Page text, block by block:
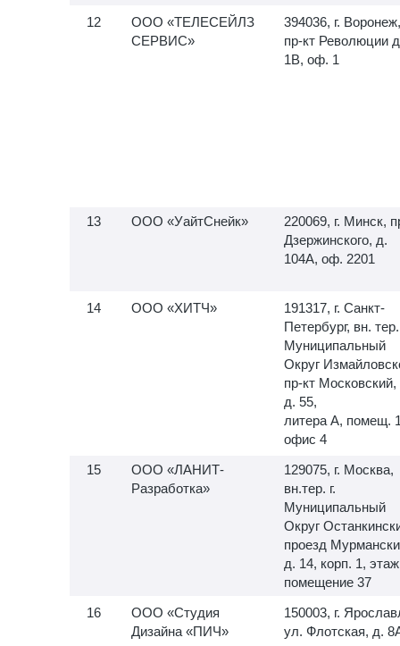
ООО «ТЕЛЕСЕЙЛЗ
СЕРВИС»
394036, г. Воронеж,
пр-кт Революции
1В, оф. 1
ООО «УайтСнейк»
220069, г. Минск,
Дзержинского, д.
104А, оф. 2201
ООО «ХИТЧ»
191317, г. Санкт-
Петербург, вн. тер.
Муниципальный
Округ
пр-кт Московский,
д. 55,
литера А, помещ.
офис 4
ООО «ЛАНИТ-
Разработка»
129075, г. Москва,
вн.тер. г.
Муниципальный
Округ
проезд
д. 14, корп. 1,
помещение 37
ООО «Студия
Дизайна «ПИЧ»
150003, г.
ул. Флотская, д.